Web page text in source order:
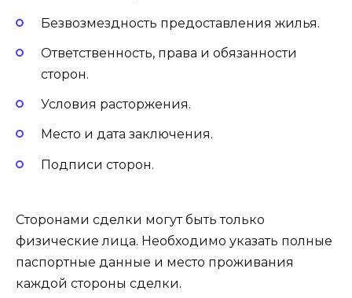
Безвозмездность предоставления жилья.
Ответственность, права и обязанности
сторон.
Условия расторжения.
Место и дата заключения.
Подписи сторон.
Сторонами сделки могут быть только
физические лица. Необходимо указать полные
паспортные данные и место проживания
каждой стороны сделки.